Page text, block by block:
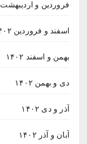
فروردین و اردیبهشت ۱۴۰۳
اسفند و فروردین ۱۴۰۲
بهمن و اسفند ۱۴۰۲
دی و بهمن ۱۴۰۲
آذر و دی ۱۴۰۲
آبان و آذر ۱۴۰۲